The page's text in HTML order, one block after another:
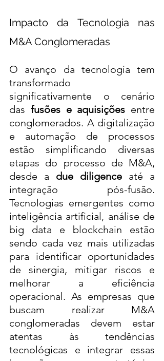
Impacto da Tecnologia nas
M&A Conglomeradas
O avanço da tecnologia tem
transformado
significativamente o cenário
das fusões e aquisições entre
conglomerados. A digitalização
e automação de processos
estão simplificando diversas
etapas do processo de M&A,
desde a due diligence até a
integração pós-fusão.
Tecnologias emergentes como
inteligência artificial, análise de
big data e blockchain estão
sendo cada vez mais utilizadas
para identificar oportunidades
de sinergia, mitigar riscos e
melhorar a eficiência
operacional. As empresas que
buscam realizar M&A
conglomeradas devem estar
atentas às tendências
tecnológicas e integrar essas